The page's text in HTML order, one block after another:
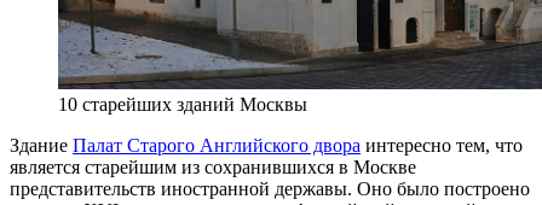
10 старейших зданий Москвы
Здание Палат Старого Английского двора интересно тем, что
является старейшим из сохранившихся в Москве
представительств иностранной державы. Оно было построено